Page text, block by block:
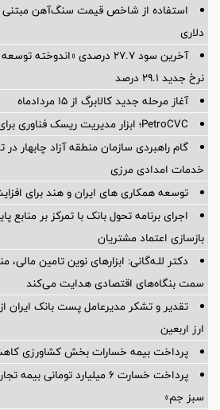
استفاده از شاخص قیمت سنگ‌آهن
دلاری
آخرین سود ۲۷.۷ درصدی
نرخ جدید ۲۹.۱ درصد
آغاز مرحله جدید کالابرگ از ۱۵ مردادماه
PetroCVC؛ ابزار مدیریت ریسک فناوری برای هلدینگ
گام راهبردی سازمان منطقه آزاد چابهار
خدمات امدادی مرزی
توسعه همکاری های ایران و هند برای
اجرای برنامه تحول بانک با تمرکز بر منابع
بازسازی اعتماد مشتریان
دکتر للـه‌گانی: ابزارهای نوین تامین مالی،
سمت بنگاه‌های اقتصادی هدایت می‌کند
تقدیر و تشکر مدیرعامل پست بانک ایران
ارز اربعین
پرداخت بیمه خسارات بخش کشاورزی
پرداخت خسارت ۶ میلیارد
سبز جم»